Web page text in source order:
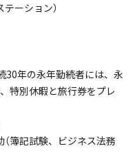
ーション）
30年の永年勤続者には、永
特別休暇と旅行券をプレ
（簿記試験、ビジネス法務